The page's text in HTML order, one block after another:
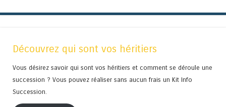
Découvrez qui sont vos héritiers
Vous désirez savoir qui sont vos héritiers et comment se déroule une
succession ? Vous pouvez réaliser sans aucun frais un Kit Info
Succession.